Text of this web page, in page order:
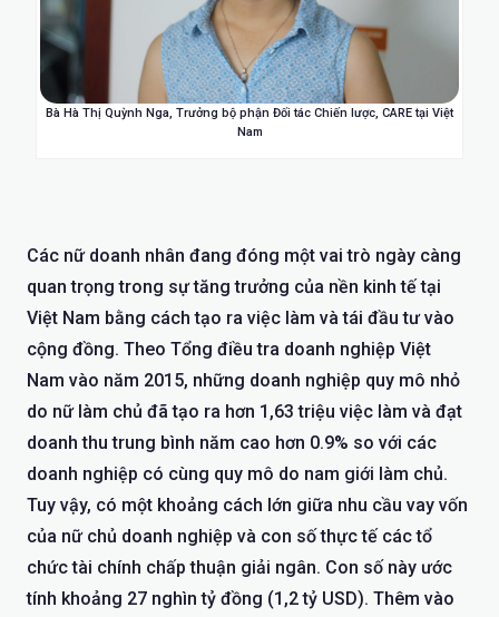
Bà Hà Thị Quỳnh Nga, Trưởng bộ phận Đối tác Chiến lược, CARE tại Việt
Nam
Các nữ doanh nhân đang đóng một vai trò ngày càng
quan trọng trong sự tăng trưởng của nền kinh tế tại
Việt Nam bằng cách tạo ra việc làm và tái đầu tư vào
cộng đồng. Theo Tổng điều tra doanh nghiệp Việt
Nam vào năm 2015, những doanh nghiệp quy mô nhỏ
do nữ làm chủ đã tạo ra hơn 1,63 triệu việc làm và đạt
doanh thu trung bình năm cao hơn 0.9% so với các
doanh nghiệp có cùng quy mô do nam giới làm chủ.
Tuy vậy, có một khoảng cách lớn giữa nhu cầu vay vốn
của nữ chủ doanh nghiệp và con số thực tế các tổ
chức tài chính chấp thuận giải ngân. Con số này ước
tính khoảng 27 nghìn tỷ đồng (1,2 tỷ USD). Thêm vào